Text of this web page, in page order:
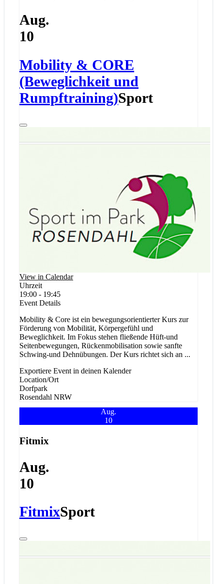
Aug.
10
Mobility & CORE
(Beweglichkeit und
Rumpftraining)Sport
View in Calendar
Uhrzeit
19:00 - 19:45
Event Details
Mobility & Core ist ein bewegungsorientierter Kurs zur
Förderung von Mobilität, Körpergefühl und
Beweglichkeit. Im Fokus stehen fließende Hüft-und
Seitenbewegungen, Rückenmobilisation sowie sanfte
Schwing-und Dehnübungen. Der Kurs richtet sich an ...
Exportiere Event in deinen Kalender
Location/Ort
Dorfpark
Rosendahl NRW
Aug.
10
Fitmix
Aug.
10
FitmixSport